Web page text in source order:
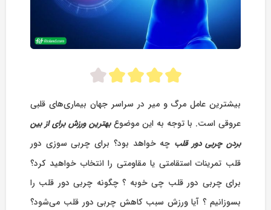
بیشترین عامل مرگ‌ و میر در سراسر جهان بیماری‌های قلبی
عروقی است. با توجه به این موضوعبهترین ورزش برای از بین
بردن چربی دور قلب چه خواهد بود؟ برای چربی سوزی دور
قلب تمرینات استقامتی یا مقاومتی را انتخاب خواهید کرد؟‌
برای چربی دور قلب چی خوبه ؟‌ چگونه چربی دور قلب را
بسوزانیم ؟ آیا ورزش سبب کاهش چربی دور قلب می‌شود؟‌